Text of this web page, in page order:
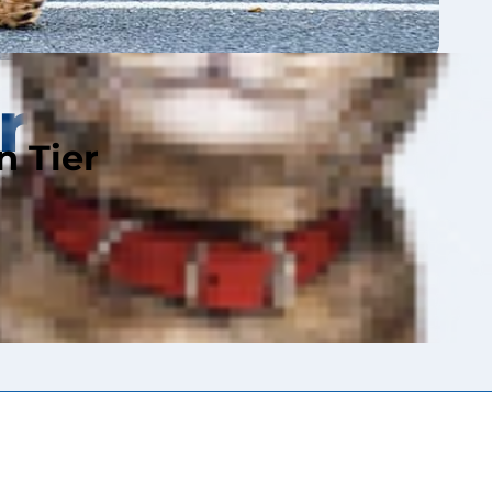
Tier
Größe als
Das Gewicht
reichen.